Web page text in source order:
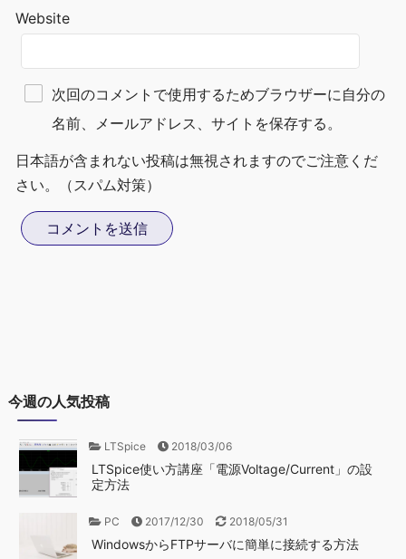
Website
次回のコメントで使用するためブラウザーに自分の
名前、メールアドレス、サイトを保存する。
日本語が含まれない投稿は無視されますのでご注意くだ
さい。（スパム対策）
今週の人気投稿
LTSpice 2018/03/06
LTSpice使い方講座「電源Voltage/Current」の設
定方法
PC 2017/12/30 2018/05/31
WindowsからFTPサーバに簡単に接続する方法